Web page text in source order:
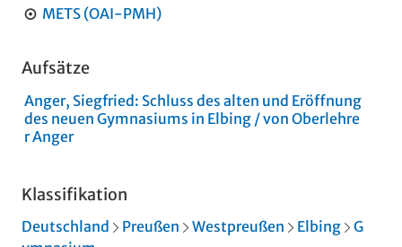
METS (OAI-PMH)
Aufsätze
Anger, Siegfried: Schluss des alten und Eröffnung
des neuen Gymnasiums in Elbing / von Oberlehre
r Anger
Klassifikation
Deutschland Preußen Westpreußen Elbing
G